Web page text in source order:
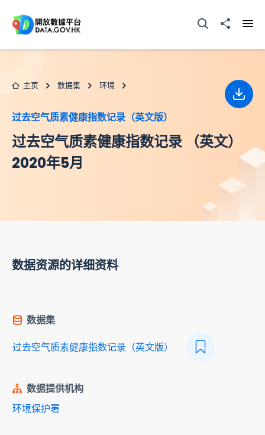
打开搜寻器分享至
主页 数据集 环境
过去空气质素健康指数记录（英文版）
过去空气质素健康指数记录 （英文）
2020年5月
下载
数据资源的详细资料
数据集
过去空气质素健康指数记录（英文版）
数据提供机构
环境保护署